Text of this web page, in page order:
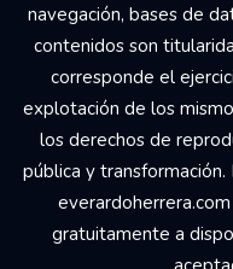
navegación, bases de
contenidos son
corresponde el
explotación de los
los derechos de
pública y
gratuitamente a